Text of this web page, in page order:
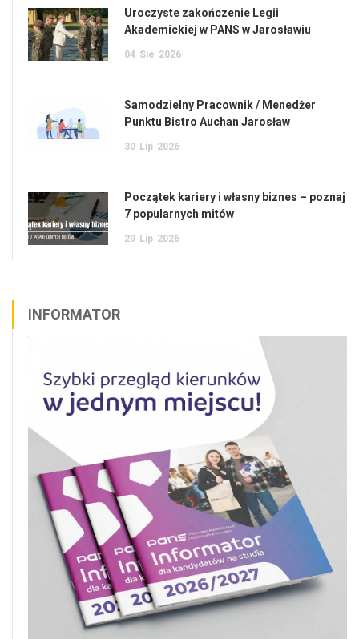
Uroczyste zakończenie Legii
Akademickiej w PANS w Jarosławiu
04 Sie 2026
Samodzielny Pracownik / Menedżer
Punktu Bistro Auchan Jarosław
30 Lip 2026
Początek kariery i własny biznes – poznaj
7 popularnych mitów
29 Lip 2026
INFORMATOR